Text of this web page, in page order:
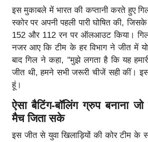
इस मुकाबले में भारत की कप्तानी करते हुए
स्कोर पर अपनी पहली पारी घोषित की,
152 और 112 रन पर ऑलआउट किया।
नजर आए कि टीम के हर विभाग ने जीत में
बाद गिल ने कहा, "मुझे लगता है कि यह
जीत थी, हमने सभी जरूरी चीजें सही कीं।
हूं।
ऐसा बैटिंग-बॉलिंग ग्रुप बनाना
मैच जिता सके
इस जीत से युवा खिलाड़ियों की कोर टीम के